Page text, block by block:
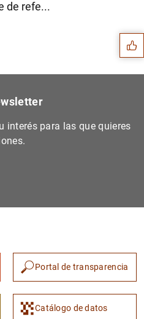
de refe... Sugerencias
interés para las que quieres
Portal de transparencia
Catálogo de datos